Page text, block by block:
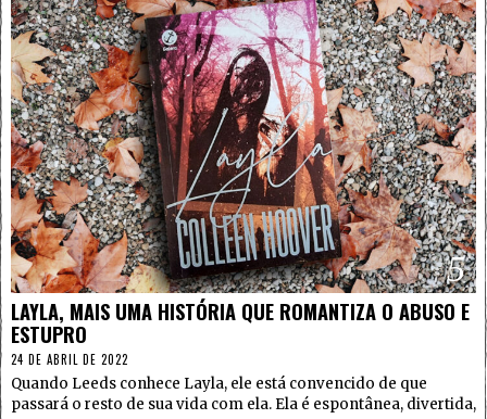
5
LAYLA, MAIS UMA HISTÓRIA QUE ROMANTIZA O ABUSO E
ESTUPRO
24 DE ABRIL DE 2022
Quando Leeds conhece Layla, ele está convencido de que
passará o resto de sua vida com ela. Ela é espontânea, divertida,